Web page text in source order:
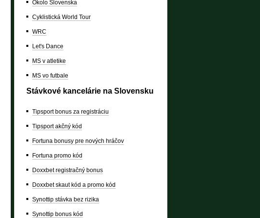
Okolo Slovenska
Cyklistická World Tour
WRC
Let's Dance
MS v atletike
MS vo futbale
Stávkové kancelárie na Slovensku
Tipsport bonus za registráciu
Tipsport akčný kód
Fortuna bonusy pre nových hráčov
Fortuna promo kód
Doxxbet registračný bonus
Doxxbet skaut kód a promo kód
Synottip stávka bez rizika
Synottip bonus kód